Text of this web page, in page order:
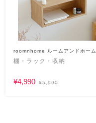
roomnhome ルームアンドホーム
棚・ラック・収納
¥4,990 ¥5,990